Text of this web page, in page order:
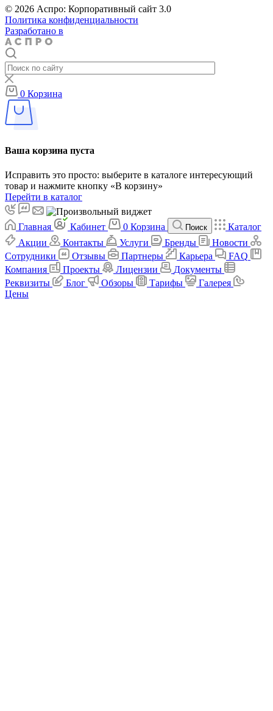
© 2026 Аспро: Корпоративный сайт 3.0
Политика конфиденциальности
Разработано в
0 Корзина
Ваша корзина пуста
Исправить это просто: выберите в каталоге интересующий
товар и нажмите кнопку «В корзину»
Перейти в каталог
Главная Кабинет 0 Корзина Поиск
Каталог
Акции
Контакты Услуги Бренды
Новости
Сотрудники
Отзывы Партнеры Карьера
FAQ
Компания
Проекты Лицензии
Документы
Реквизиты
Блог Обзоры Тарифы
Галерея
Цены